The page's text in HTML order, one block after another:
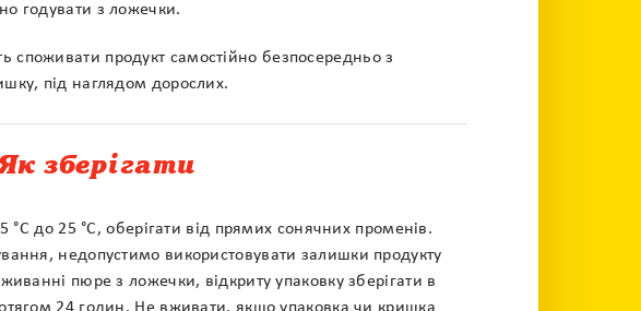
годувати з ложечки.
продукт самостійно безпосередньо з
під наглядом дорослих.
зберігати
°С до 25 °С, оберігати від прямих сонячних променів.
недопустимо використовувати залишки продукту
пюре з ложечки, відкриту упаковку зберігати в